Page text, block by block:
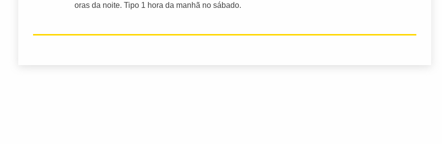
oras da noite. Tipo 1 hora da manhã no sábado.